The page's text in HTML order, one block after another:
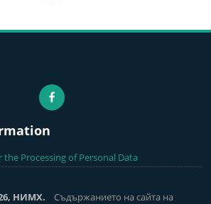
Processing of Personal Data
НИМХ. Съдържанието на сайта на